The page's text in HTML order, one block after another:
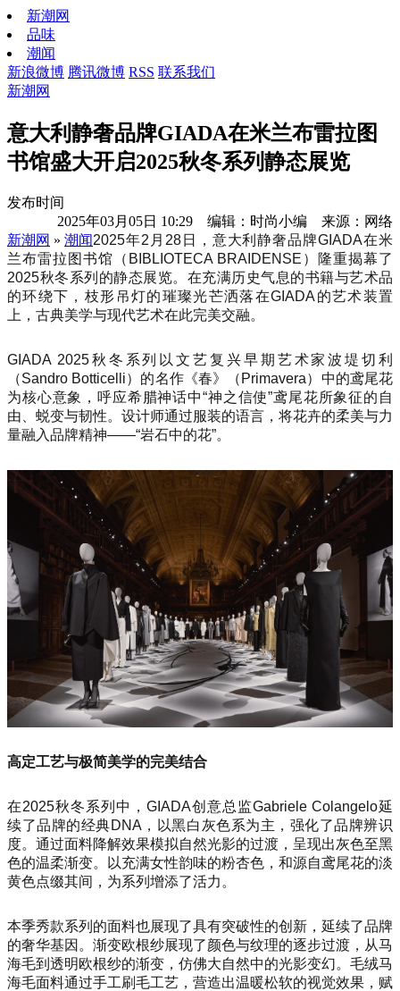
新潮网
品味
潮闻
新浪微博 腾讯微博 RSS 联系我们
新潮网
意大利静奢品牌GIADA在米兰布雷拉图
书馆盛大开启2025秋冬系列静态展览
发布时间
2025年03月05日 10:29 编辑：时尚小编 来源：网络
新潮网 » 潮闻2025年2月28日，意大利静奢品牌GIADA在米
兰布雷拉图书馆（BIBLIOTECA BRAIDENSE）隆重揭幕了
2025秋冬系列的静态展览。在充满历史气息的书籍与艺术品
的环绕下，枝形吊灯的璀璨光芒洒落在GIADA的艺术装置
上，古典美学与现代艺术在此完美交融。
GIADA 2025秋冬系列以文艺复兴早期艺术家波堤切利
（Sandro Botticelli）的名作《春》（Primavera）中的鸢尾花
为核心意象，呼应希腊神话中“神之信使”鸢尾花所象征的自
由、蜕变与韧性。设计师通过服装的语言，将花卉的柔美与力
量融入品牌精神——“岩石中的花”。
高定工艺与极简美学的完美结合
在2025秋冬系列中，GIADA创意总监Gabriele Colangelo延
续了品牌的经典DNA，以黑白灰色系为主，强化了品牌辨识
度。通过面料降解效果模拟自然光影的过渡，呈现出灰色至黑
色的温柔渐变。以充满女性韵味的粉杏色，和源自鸢尾花的淡
黄色点缀其间，为系列增添了活力。
本季秀款系列的面料也展现了具有突破性的创新，延续了品牌
的奢华基因。渐变欧根纱展现了颜色与纹理的逐步过渡，从马
海毛到透明欧根纱的渐变，仿佛大自然中的光影变幻。毛绒马
海毛面料通过手工刷毛工艺，营造出温暖松软的视觉效果，赋